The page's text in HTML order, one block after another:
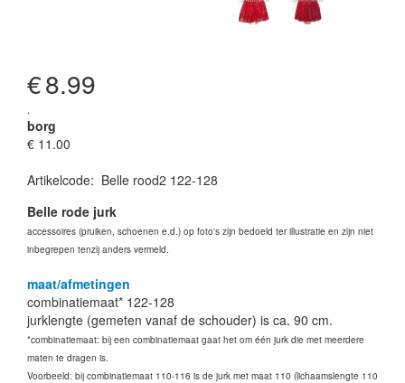
€8.99
.
borg
€ 11.00
Artikelcode: Belle rood2 122-128
Belle rode jurk
accessoires (pruiken, schoenen e.d.) op foto's zijn bedoeld ter illustratie en zijn niet
inbegrepen tenzij anders vermeld.
maat/afmetingen
combinatiemaat* 122-128
jurklengte (gemeten vanaf de schouder) is ca. 90 cm.
*combinatiemaat: bij een combinatiemaat gaat het om één jurk die met meerdere
maten te dragen is.
Voorbeeld: bij combinatiemaat 110-116 is de jurk met maat 110 (lichaamslengte 110